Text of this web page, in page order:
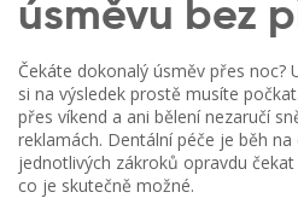
úsměvu bez
Čekáte dokonalý úsměv přes noc?
si na výsledek prostě musíte
přes víkend a ani bělení nezaručí
reklamách. Dentální péče je běh
jednotlivých zákroků opravdu
co je skutečně možné.